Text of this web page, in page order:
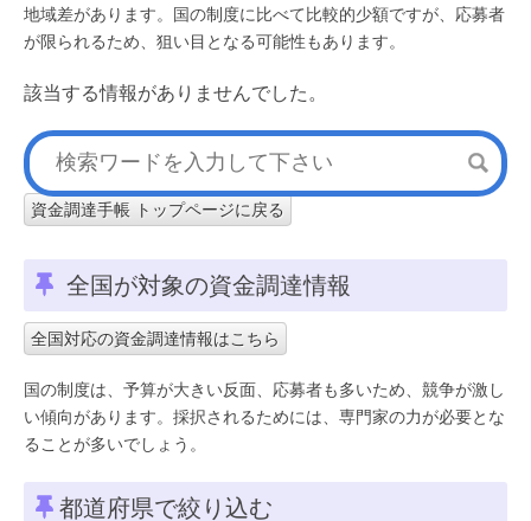
地域差があります。国の制度に比べて比較的少額ですが、応募者
が限られるため、狙い目となる可能性もあります。
該当する情報がありませんでした。
資金調達手帳 トップページに戻る
全国が対象の資金調達情報
全国対応の資金調達情報はこちら
国の制度は、予算が大きい反面、応募者も多いため、競争が激し
い傾向があります。採択されるためには、専門家の力が必要とな
ることが多いでしょう。
都道府県で絞り込む